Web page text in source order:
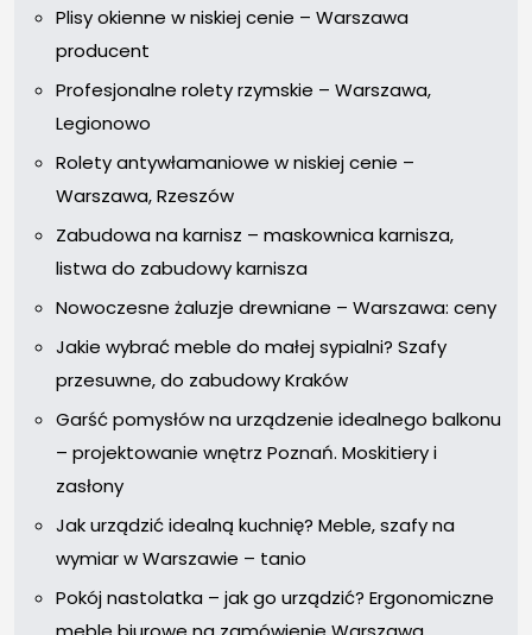
Plisy okienne w niskiej cenie – Warszawa
producent
Profesjonalne rolety rzymskie – Warszawa,
Legionowo
Rolety antywłamaniowe w niskiej cenie –
Warszawa, Rzeszów
Zabudowa na karnisz – maskownica karnisza,
listwa do zabudowy karnisza
Nowoczesne żaluzje drewniane – Warszawa: ceny
Jakie wybrać meble do małej sypialni? Szafy
przesuwne, do zabudowy Kraków
Garść pomysłów na urządzenie idealnego balkonu
– projektowanie wnętrz Poznań. Moskitiery i
zasłony
Jak urządzić idealną kuchnię? Meble, szafy na
wymiar w Warszawie – tanio
Pokój nastolatka – jak go urządzić? Ergonomiczne